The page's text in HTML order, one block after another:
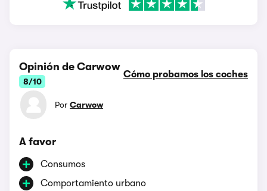
Opinión de Carwow
8/10
Cómo probamos los coches
Por Carwow
A favor
Consumos
Comportamiento urbano